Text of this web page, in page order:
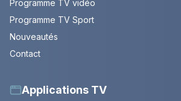
Programme TV vidéo
Programme TV Sport
Nouveautés
Contact
Applications TV